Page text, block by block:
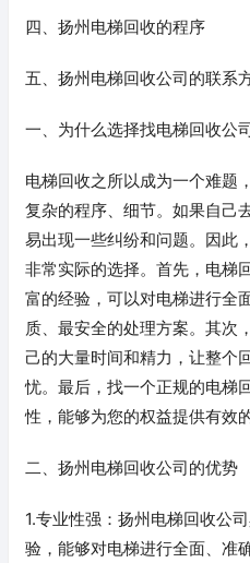
四、扬州电梯回收的程序
五、扬州电梯回收公司的联系
一、为什么选择找电梯回收公
电梯回收之所以成为一个难题
复杂的程序、细节。如果自己
易出现一些纠纷和问题。因此
非常实际的选择。首先，电梯
富的经验，可以对电梯进行全
质、最安全的处理方案。其次
己的大量时间和精力，让整个
忧。最后，找一个正规的电梯
性，能够为您的权益提供有效
二、扬州电梯回收公司的优势
1.专业性强：扬州电梯回收公
验，能够对电梯进行全面、准